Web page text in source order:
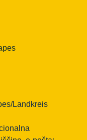
Landkreis